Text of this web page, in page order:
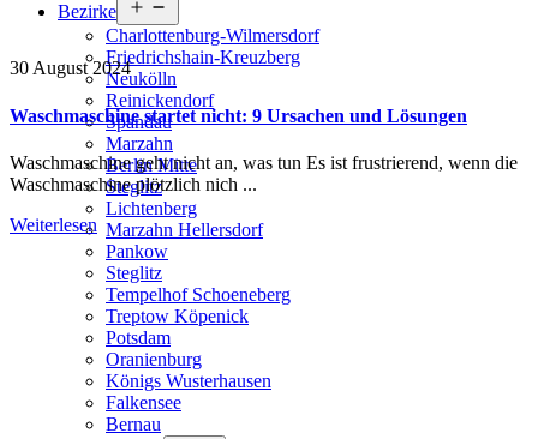
Bezirke
öffnen
Charlottenburg-Wilmersdorf
Friedrichshain-Kreuzberg
Neukölln
Reinickendorf
Spandau
Marzahn
Berlin Mitte
Steglitz
Lichtenberg
Marzahn Hellersdorf
Pankow
Steglitz
Tempelhof Schoeneberg
Treptow Köpenick
Potsdam
Oranienburg
Königs Wusterhausen
Falkensee
Bernau
30 August 2024
Waschmaschine startet nicht: 9 Ursachen und Lösungen
Waschmaschine geht nicht an, was tun Es ist frustrierend, wenn die
Waschmaschine plötzlich nich ...
Weiterlesen